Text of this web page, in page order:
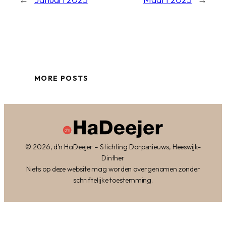
MORE POSTS
© 2026, d’n HaDeejer – Stichting Dorpsnieuws, Heeswijk-
Dinther
Niets op deze website mag worden overgenomen zonder
schriftelijke toestemming.